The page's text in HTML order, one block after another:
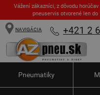
Vážení zákazníci, z dôvodu
pneuservis otvorené len do
NAVIGÁCIA +421 2
Pneumatiky